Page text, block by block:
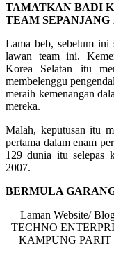
TAMATKAN BADI
TEAM SEPANJANG
Lama beb, sebelum ini
lawan team ini.
Korea Selatan itu
membelenggu
meraih kemenangan
mereka.
Malah, keputusan itu
pertama dalam enam
129 dunia itu selepas
2007.
BERMULA
Laman Website/
TECHNO
KAMPUNG PARIT